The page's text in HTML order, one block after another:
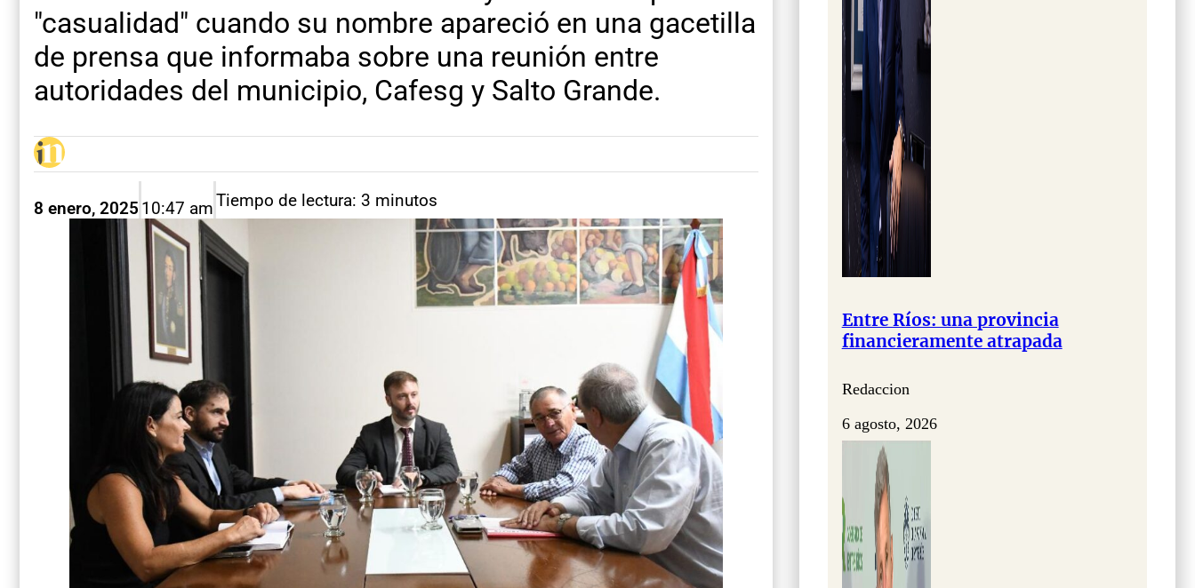
"casualidad" cuando su nombre apareció en una gacetilla
de prensa que informaba sobre una reunión entre
autoridades del municipio, Cafesg y Salto Grande.
8 enero, 2025 10:47 amTiempo de lectura: 3 minutos
Entre Ríos: una provincia
financieramente atrapada
Redaccion
6 agosto, 2026